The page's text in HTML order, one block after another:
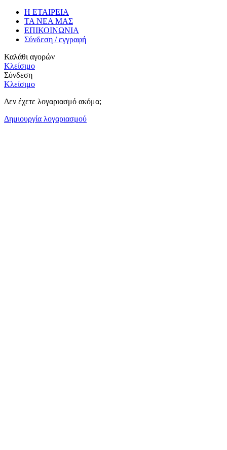
Η ΕΤΑΙΡΕΙΑ
ΤΑ ΝΕΑ ΜΑΣ
ΕΠΙΚΟΙΝΩΝΙΑ
Σύνδεση / εγγραφή
Καλάθι αγορών
Κλείσιμο
Σύνδεση
Κλείσιμο
Δεν έχετε λογαριασμό ακόμα;
Δημιουργία λογαριασμού